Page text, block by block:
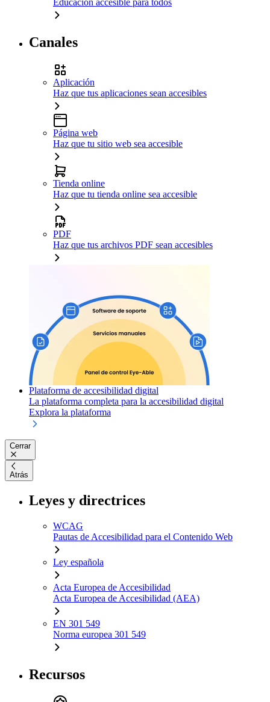
Educación accesible para todos
Canales
Aplicación
Haz que tus aplicaciones sean accesibles
Página web
Haz que tu sitio web sea accesible
Tienda online
Haz que tu tienda online sea accesible
PDF
Haz que tus archivos PDF sean accesibles
Plataforma de accesibilidad digital
La plataforma completa para la accesibilidad digital
Explora la plataforma
Cerrar
Atrás
Leyes y directrices
WCAG
Pautas de Accesibilidad para el Contenido Web
Ley española
Acta Europea de Accesibilidad
Acta Europea de Accesibilidad (AEA)
EN 301 549
Norma europea 301 549
Recursos